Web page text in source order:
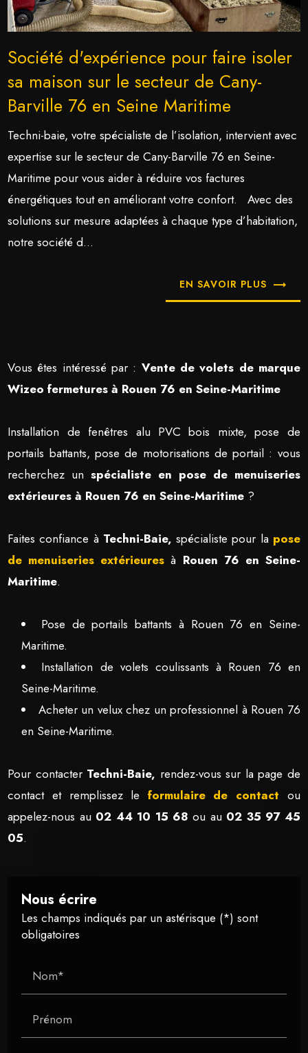
Société d'expérience pour faire isoler
sa maison sur le secteur de Cany-
Barville 76 en Seine Maritime
Techni-baie, votre spécialiste de l’isolation, intervient avec
expertise sur le secteur de Cany-Barville 76 en Seine-
Maritime pour vous aider à réduire vos factures
énergétiques tout en améliorant votre confort. Avec des
solutions sur mesure adaptées à chaque type d’habitation,
notre société d...
EN SAVOIR PLUS
Vous êtes intéressé par : Vente de volets de marque
Wizeo fermetures à Rouen 76 en Seine-Maritime
Installation de fenêtres alu PVC bois mixte, pose de
portails battants, pose de motorisations de portail : vous
recherchez unspécialiste en pose de menuiseries
extérieures à Rouen 76 en Seine-Maritime ?
Faites confiance à Techni-Baie,spécialiste pour la pose
de menuiseries extérieures à Rouen 76 en Seine-
Maritime.
Pose de portails battants à Rouen 76 en Seine-
Maritime.
Installation de volets coulissants à Rouen 76 en
Seine-Maritime.
Acheter un velux chez un professionnel à Rouen 76
en Seine-Maritime.
Pour contacter Techni-Baie, rendez-vous sur la page de
contact et remplissez le formulaire de contact ou
appelez-nous au 02 44 10 15 68ou au 02 35 97 45
05.
Nous écrire
Les champs indiqués par un astérisque (*) sont
obligatoires
Nom*
Prénom